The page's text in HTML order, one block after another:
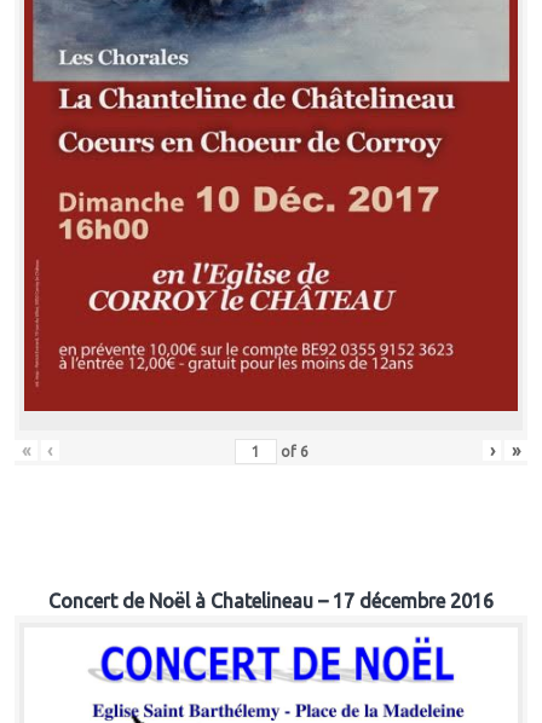
« ‹ of 6 › »
Concert de Noël à Chatelineau – 17 décembre 2016